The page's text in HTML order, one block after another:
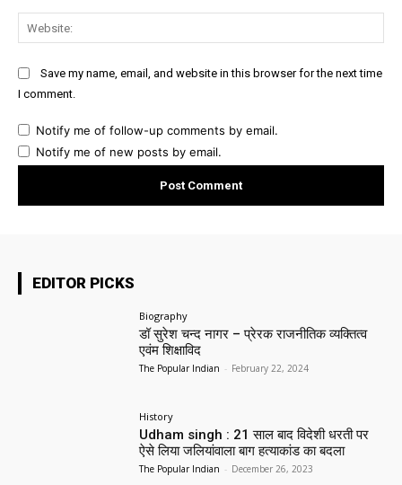
Save my name, email, and website in this browser for the next time
I comment.
Notify me of follow-up comments by email.
Notify me of new posts by email.
EDITOR PICKS
Biography
डॉ सुरेश चन्द नागर – प्रेरक राजनीतिक व्यक्तित्व
एवंम शिक्षाविद
The Popular Indian - February 22, 2024
History
Udham singh : 21 साल बाद विदेशी धरती पर
ऐसे लिया जलियांवाला बाग हत्याकांड का बदला
The Popular Indian - December 26, 2023